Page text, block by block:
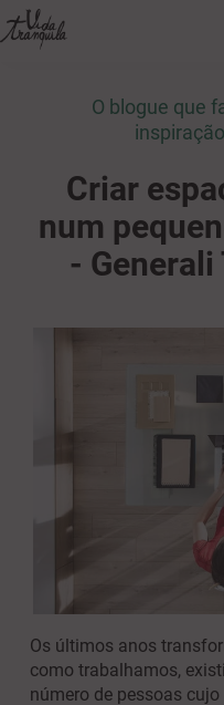
O blogue que
Criar
num
-
Os últimos anos
como trabalhamos,
número de pessoas